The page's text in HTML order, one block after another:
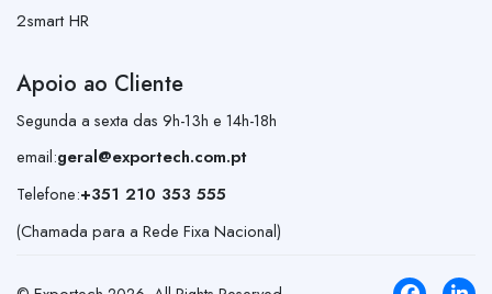
2smart HR
Apoio ao Cliente
Segunda a sexta das 9h-13h e 14h-18h
email:geral@exportech.com.pt
Telefone:+351 210 353 555
(Chamada para a Rede Fixa Nacional)